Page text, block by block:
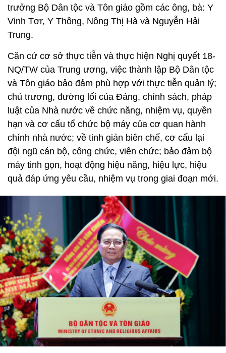
trưởng Bộ Dân tộc và Tôn giáo gồm các ông, bà: Y
Vinh Tơr, Y Thông, Nông Thị Hà và Nguyễn Hải
Trung.
Căn cứ cơ sở thực tiễn và thực hiện Nghị quyết 18-
NQ/TW của Trung ương, việc thành lập Bộ Dân tộc
và Tôn giáo bảo đảm phù hợp với thực tiễn quản lý;
chủ trương, đường lối của Đảng, chính sách, pháp
luật của Nhà nước về chức năng, nhiệm vụ, quyền
hạn và cơ cấu tổ chức bộ máy của cơ quan hành
chính nhà nước; về tinh giản biên chế, cơ cấu lại
đội ngũ cán bộ, công chức, viên chức; bảo đảm bộ
máy tinh gọn, hoạt động hiệu năng, hiệu lực, hiệu
quả đáp ứng yêu cầu, nhiệm vụ trong giai đoạn mới.